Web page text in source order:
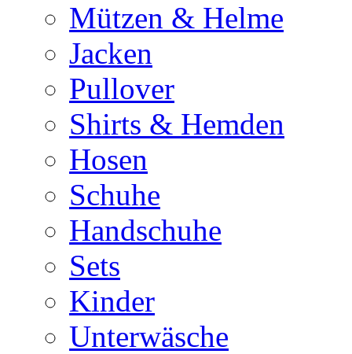
Mützen & Helme
Jacken
Pullover
Shirts & Hemden
Hosen
Schuhe
Handschuhe
Sets
Kinder
Unterwäsche